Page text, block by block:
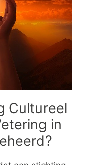
Cultureel
in